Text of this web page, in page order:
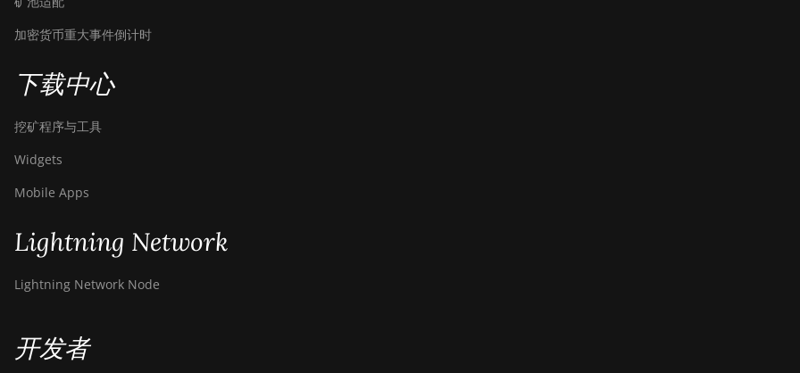
加密货币重大事件倒计时
下载中心
挖矿程序与工具
Widgets
Mobile Apps
Lightning Network
Lightning Network Node
开发者